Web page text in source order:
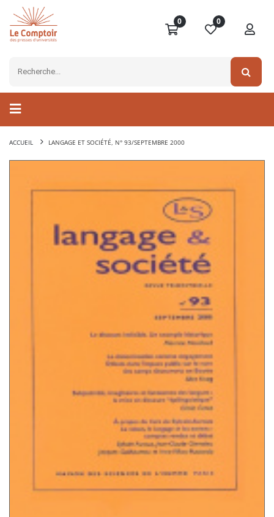
0 0
ACCUEIL LANGAGE ET SOCIÉTÉ, N° 93/SEPTEMBRE 2000